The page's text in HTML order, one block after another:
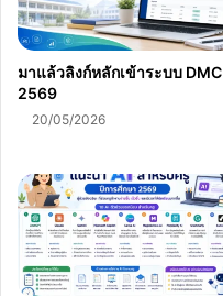
มาแล้วลิงก์หลักเข้าระบบ DMC
2569
20/05/2026